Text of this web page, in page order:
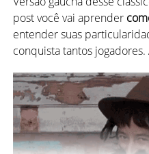
8 Jogos tradicionais
Se alguém te perguntar
brasileiros, você pode ficar
É verdade que muitos
países, mas com o passar
pelo nosso povo, ganhando
brasileiras.
post você vai aprender
entender suas
conquista tantos